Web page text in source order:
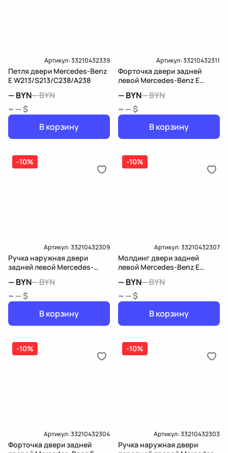
Артикул:33210432339
Петля двери Mercedes-Benz
E W213/S213/C238/A238
—BYN—BYN
~ — $
В корзину
Артикул:33210432311
Форточка двери задней
левой Mercedes-Benz E
—BYN—BYN
~ — $
В корзину
-10%
Артикул:33210432309
Ручка наружная двери
задней левой Mercedes-
—BYN—BYN
~ — $
В корзину
-10%
Артикул:33210432307
Молдинг двери задней
левой Mercedes-Benz E
—BYN—BYN
~ — $
В корзину
-10%
Артикул:33210432304
Форточка двери задней
-10%
Артикул:33210432303
Ручка наружная двери